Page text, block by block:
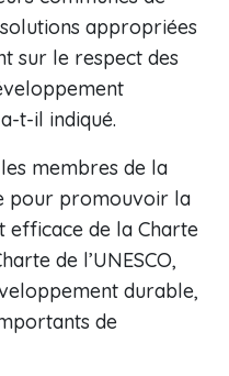
appropriées
sur le respect des
t-il indiqué.
membres de la
pour promouvoir la
de la Charte
de l’UNESCO,
durable,
de